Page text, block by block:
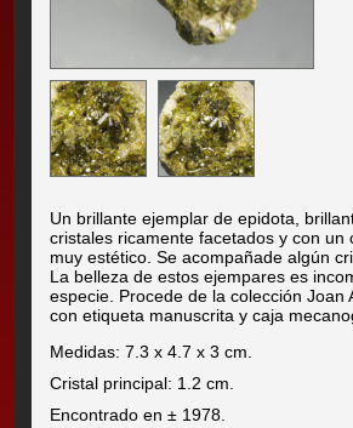
Un brillante ejemplar de epidota,
cristales ricamente facetados y con un
muy estético. Se acompañade algún
La belleza de estos ejempares es
especie. Procede de la colección Joan
con etiqueta manuscrita y caja
Medidas: 7.3 x 4.7 x 3 cm.
Cristal principal: 1.2 cm.
Encontrado en ± 1978.